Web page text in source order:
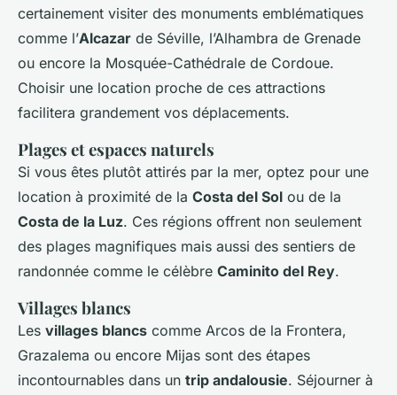
certainement visiter des monuments emblématiques
comme l’Alcazar de Séville, l’Alhambra de Grenade
ou encore la Mosquée-Cathédrale de Cordoue.
Choisir une location proche de ces attractions
facilitera grandement vos déplacements.
Plages et espaces naturels
Si vous êtes plutôt attirés par la mer, optez pour une
location à proximité de la Costa del Sol ou de la
Costa de la Luz. Ces régions offrent non seulement
des plages magnifiques mais aussi des sentiers de
randonnée comme le célèbre Caminito del Rey.
Villages blancs
Les villages blancs comme Arcos de la Frontera,
Grazalema ou encore Mijas sont des étapes
incontournables dans un trip andalousie. Séjourner à